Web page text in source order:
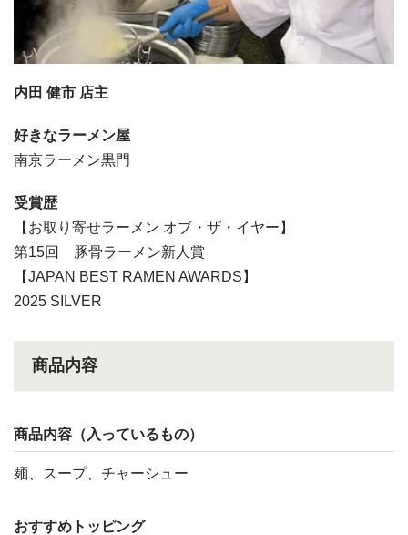
内田 健市 店主
好きなラーメン屋
南京ラーメン黒門
受賞歴
【お取り寄せラーメン オブ・ザ・イヤー】
第15回 豚骨ラーメン新人賞
【JAPAN BEST RAMEN AWARDS】
2025 SILVER
商品内容
商品内容（入っているもの）
麺、スープ、チャーシュー
おすすめトッピング